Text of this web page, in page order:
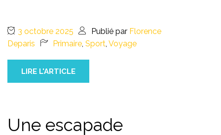
3 octobre 2025 Publié par Florence
Deparis
Primaire, Sport, Voyage
LIRE L'ARTICLE
Une escapade